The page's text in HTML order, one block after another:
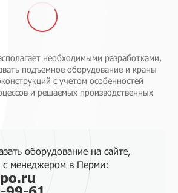
необходимыми разработками,
подъемное оборудование и краны
с учетом особенностей
и решаемых производственных
оборудование на сайте,
с менеджером в Перми: